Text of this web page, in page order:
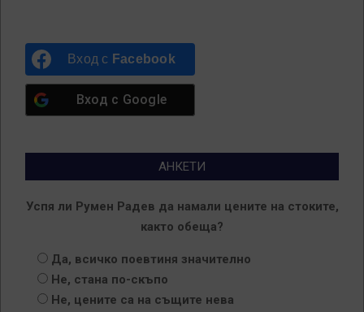
Вход с Facebook
Вход с Google
АНКЕТИ
Успя ли Румен Радев да намали цените на стоките,
както обеща?
Да, всичко поевтиня значително
Не, стана по-скъпо
Не, цените са на същите нева